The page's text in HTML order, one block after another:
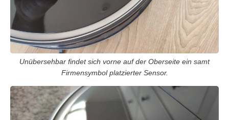
Unübersehbar findet sich vorne auf der Oberseite ein samt
Firmensymbol platzierter Sensor.